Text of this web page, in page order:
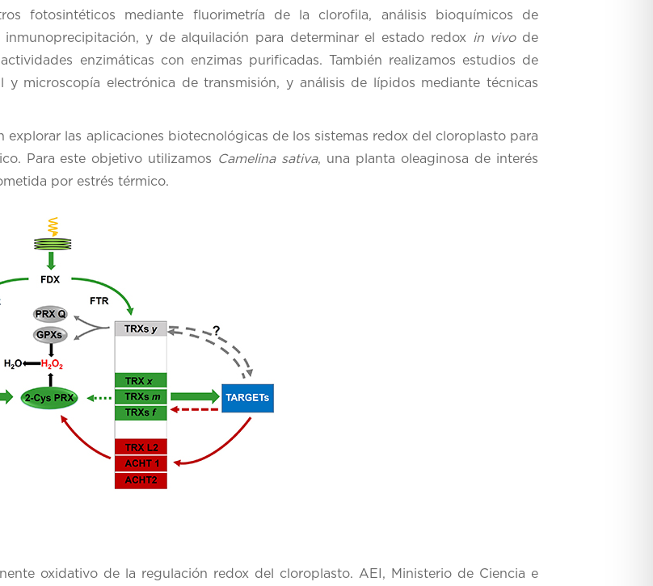
fotosintéticos mediante fluorimetría de la clorofila, análisis bioquímicos de
y de alquilación para determinar el estado redox
in vivode
enzimáticas con enzimas purificadas. También realizamos estudios de
y microscopía electrónica de transmisión, y análisis de lípidos mediante técnicas
las aplicaciones biotecnológicas de los sistemas redox del cloroplasto para
Para este objetivo utilizamos
Camelina sativa, una planta oleaginosa de interés
por estrés térmico.
oxidativo de la regulación redox del cloroplasto. AEI, Ministerio de Ciencia e